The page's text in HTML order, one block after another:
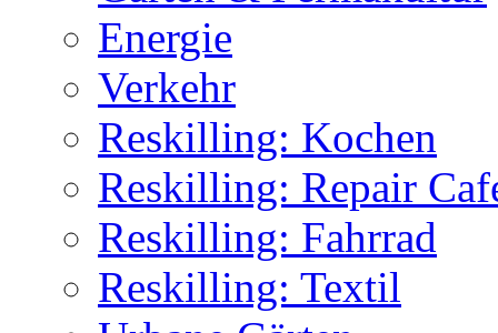
Energie
Verkehr
Reskilling: Kochen
Reskilling: Repair
Reskilling: Fahrrad
Reskilling: Textil